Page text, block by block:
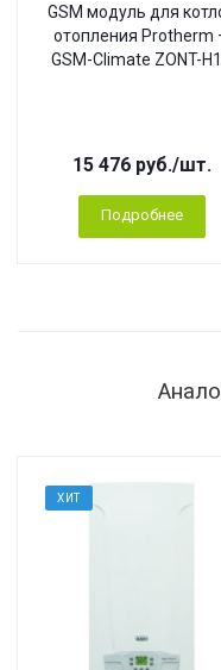
GSM модуль для
отопления Protherm
GSM-Climate ZONT-
15 476 руб./шт.
Подробнее
ХИТ